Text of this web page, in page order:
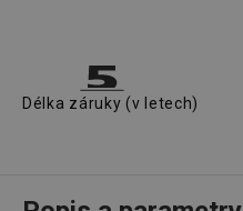
Délka záruky (v letech)